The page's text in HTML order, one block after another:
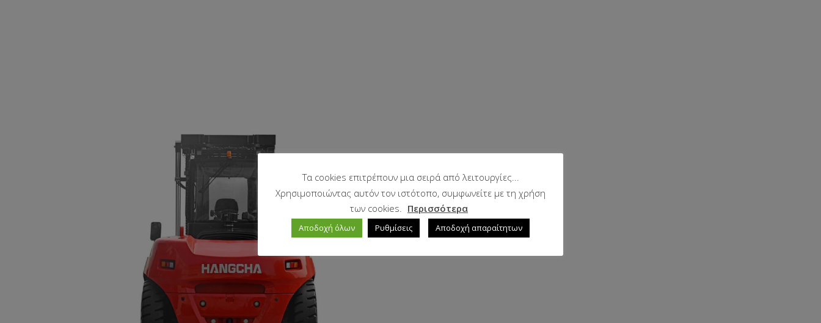
Τα cookies επιτρέπουν μια σειρά από λειτουργίες...
Χρησιμοποιώντας αυτόν τον ιστότοπο, συμφωνείτε με τη χρήση
των cookies. Περισσότερα
Αποδοχή όλων Ρυθμίσεις Αποδοχή απαραίτητων